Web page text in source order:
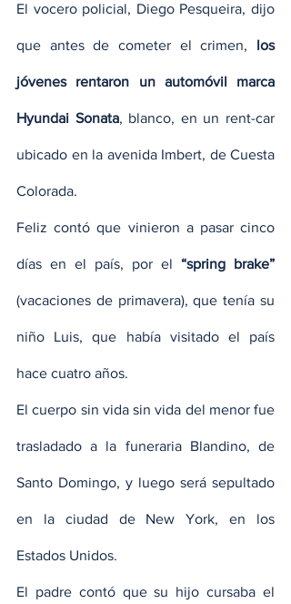
El vocero policial, Diego Pesqueira, dijo
que antes de cometer el crimen, los
jóvenes rentaron un automóvil marca
Hyundai Sonata, blanco, en un rent-car
ubicado en la avenida Imbert, de Cuesta
Colorada.
Feliz contó que vinieron a pasar cinco
días en el país, por el “spring brake”
(vacaciones de primavera), que tenía su
niño Luis, que había visitado el país
hace cuatro años.
El cuerpo sin vida sin vida del menor fue
trasladado a la funeraria Blandino, de
Santo Domingo, y luego será sepultado
en la ciudad de New York, en los
Estados Unidos.
El padre contó que su hijo cursaba el